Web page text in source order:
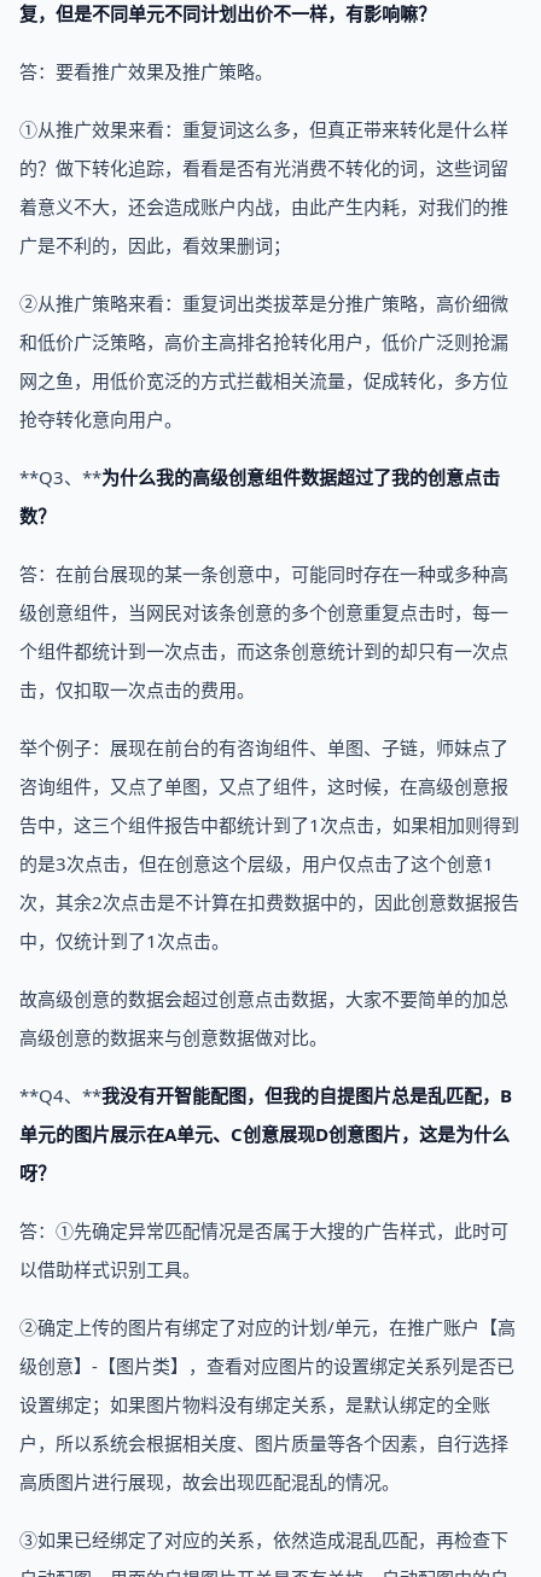
复，但是不同单元不同计划出价不一样，有影响嘛？
答：要看推广效果及推广策略。
①从推广效果来看：重复词这么多，但真正带来转化是什么样
的？做下转化追踪，看看是否有光消费不转化的词，这些词留
着意义不大，还会造成账户内战，由此产生内耗，对我们的推
广是不利的，因此，看效果删词；
②从推广策略来看：重复词出类拔萃是分推广策略，高价细微
和低价广泛策略，高价主高排名抢转化用户，低价广泛则抢漏
网之鱼，用低价宽泛的方式拦截相关流量，促成转化，多方位
抢夺转化意向用户。
**Q3、**为什么我的高级创意组件数据超过了我的创意点击
数？
答：在前台展现的某一条创意中，可能同时存在一种或多种高
级创意组件，当网民对该条创意的多个创意重复点击时，每一
个组件都统计到一次点击，而这条创意统计到的却只有一次点
击，仅扣取一次点击的费用。
举个例子：展现在前台的有咨询组件、单图、子链，师妹点了
咨询组件，又点了单图，又点了组件，这时候，在高级创意报
告中，这三个组件报告中都统计到了1次点击，如果相加则得到
的是3次点击，但在创意这个层级，用户仅点击了这个创意1
次，其余2次点击是不计算在扣费数据中的，因此创意数据报告
中，仅统计到了1次点击。
故高级创意的数据会超过创意点击数据，大家不要简单的加总
高级创意的数据来与创意数据做对比。
**Q4、**我没有开智能配图，但我的自提图片总是乱匹配，B
单元的图片展示在A单元、C创意展现D创意图片，这是为什么
呀？
答：①先确定异常匹配情况是否属于大搜的广告样式，此时可
以借助样式识别工具。
②确定上传的图片有绑定了对应的计划/单元，在推广账户【高
级创意】-【图片类】，查看对应图片的设置绑定关系列是否已
设置绑定；如果图片物料没有绑定关系，是默认绑定的全账
户，所以系统会根据相关度、图片质量等各个因素，自行选择
高质图片进行展现，故会出现匹配混乱的情况。
③如果已经绑定了对应的关系，依然造成混乱匹配，再检查下